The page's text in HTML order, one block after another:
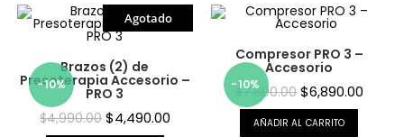
Agotado
-10%
Brazos (2) de
Presoterapia Accesorio –
PRO 3
$4,990.00 $4,490.00
-10%
Compresor PRO 3 –
Accesorio
$7,690.00 $6,890.00
AÑADIR AL CARRITO